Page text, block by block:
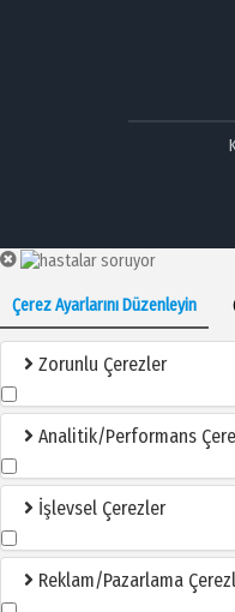
Çerez Ayarlarını Düzenleyin
Zorunlu Çerezler
Analitik/Performans
İşlevsel Çerezler
Reklam/Pazarlama